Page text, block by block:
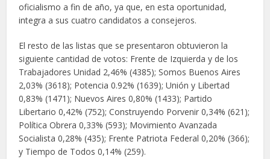
oficialismo a fin de año, ya que, en esta oportunidad,
integra a sus cuatro candidatos a consejeros.
El resto de las listas que se presentaron obtuvieron la
siguiente cantidad de votos: Frente de Izquierda y de los
Trabajadores Unidad 2,46% (4385); Somos Buenos Aires
2,03% (3618); Potencia 0.92% (1639); Unión y Libertad
0,83% (1471); Nuevos Aires 0,80% (1433); Partido
Libertario 0,42% (752); Construyendo Porvenir 0,34% (621);
Política Obrera 0,33% (593); Movimiento Avanzada
Socialista 0,28% (435); Frente Patriota Federal 0,20% (366);
y Tiempo de Todos 0,14% (259).